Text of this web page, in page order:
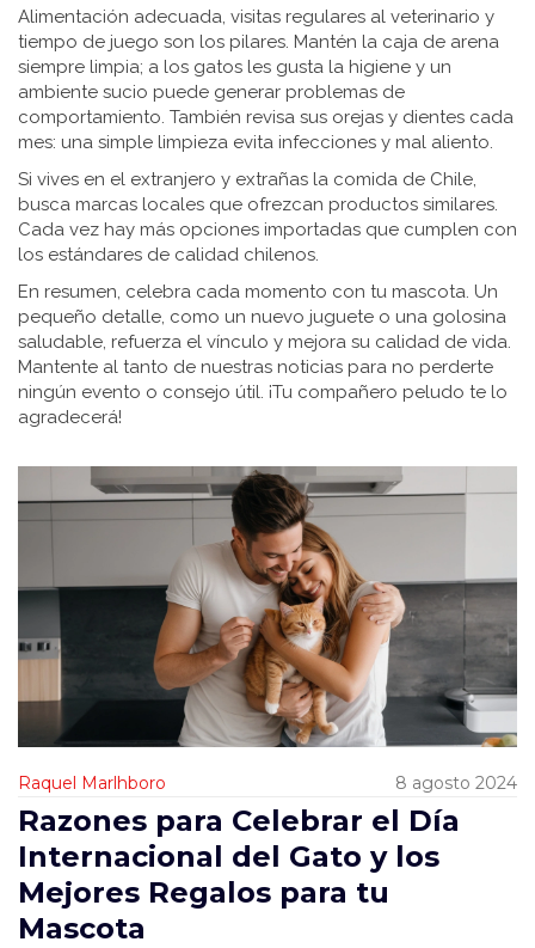
Alimentación adecuada, visitas regulares al veterinario y
tiempo de juego son los pilares. Mantén la caja de arena
siempre limpia; a los gatos les gusta la higiene y un
ambiente sucio puede generar problemas de
comportamiento. También revisa sus orejas y dientes cada
mes: una simple limpieza evita infecciones y mal aliento.
Si vives en el extranjero y extrañas la comida de Chile,
busca marcas locales que ofrezcan productos similares.
Cada vez hay más opciones importadas que cumplen con
los estándares de calidad chilenos.
En resumen, celebra cada momento con tu mascota. Un
pequeño detalle, como un nuevo juguete o una golosina
saludable, refuerza el vínculo y mejora su calidad de vida.
Mantente al tanto de nuestras noticias para no perderte
ningún evento o consejo útil. ¡Tu compañero peludo te lo
agradecerá!
Raquel Marlhboro 8 agosto 2024
Razones para Celebrar el Día
Internacional del Gato y los
Mejores Regalos para tu
Mascota